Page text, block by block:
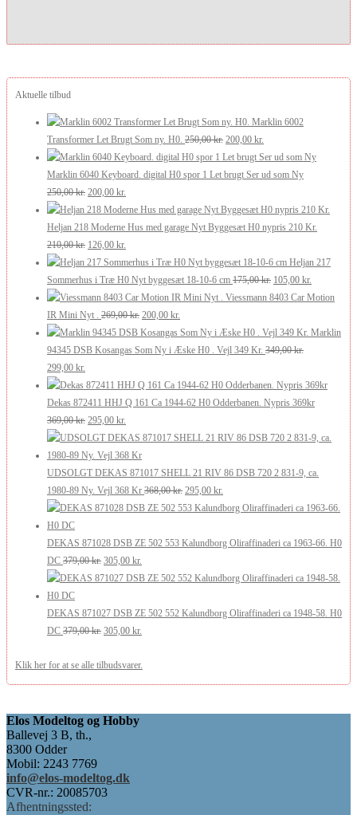
Aktuelle tilbud
Marklin 6002
Transformer Let Brugt Som ny. H0. 250,00kr. Den
oprindelige
pris
250,00 kr..
200,00 kr.
aktuelle
pris
200,00 kr..
Marklin 6040 Keyboard. digital H0 spor 1 Let brugt Ser ud som Ny
250,00kr. Den
oprindelige
pris
var:
250,00 kr..
200,00 kr.
aktuelle
pris
200,00 kr..
Heljan 218 Moderne Hus med garage Nyt Byggesæt H0 nypris 210 Kr.
210,00kr. Den
oprindelige
pris
var:
210,00 kr..
126,00 kr.
aktuelle
pris
er:
126,00 kr..
Heljan 217
Sommerhus i Træ H0 Nyt byggesæt 18-10-6 cm 175,00kr. Den
oprindelige
var:
175,00 kr..
105,00 kr.
aktuelle
er:
105,00 kr..
Viessmann 8403 Car Motion
IR Mini Nyt . 269,00kr. Den
oprindelige
pris
269,00 kr..
200,00 kr.
aktuelle
pris
200,00 kr..
Marklin
94345 DSB Kosangas Som Ny i Æske H0 . Vejl 349 Kr. 349,00kr.
Den
oprindelige
pris
var:
349,00 kr..
299,00 kr.
aktuelle
pris
er:
299,00 kr..
Dekas 872411 HHJ Q 161 Ca 1944-62 H0 Odderbanen. Nypris 369kr
369,00kr. Den
oprindelige
pris
var:
369,00 kr..
295,00 kr.
aktuelle
pris
er:
295,00 kr..
UDSOLGT DEKAS 871017 SHELL 21 RIV 86 DSB 720 2 831-9, ca.
1980-89 Ny. Vejl 368 Kr 368,00kr. Den
oprindelige
var:
295,00 kr.
aktuelle
er:
DEKAS 871028 DSB ZE 502 553 Kalundborg Oliraffinaderi ca 1963-66. H0
DC 379,00kr. Den
oprindelige
var:
379,00 kr..
305,00 kr.
aktuelle
er:
DEKAS 871027 DSB ZE 502 552 Kalundborg Oliraffinaderi ca 1948-58. H0
DC 379,00kr. Den
pris
var:
305,00 kr.
pris
er:
Klik her for at se alle tilbudsvarer.
Elos Modeltog og Hobby
Ballevej 3 B, th.,
8300 Odder
Mobil: 2243 7769
info@elos-modeltog.dk
CVR-nr.: 20085703
Afhentningssted: